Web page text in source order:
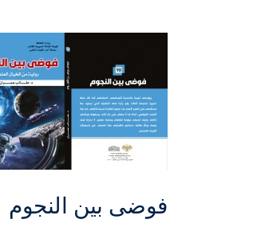
فوضى بين النجوم